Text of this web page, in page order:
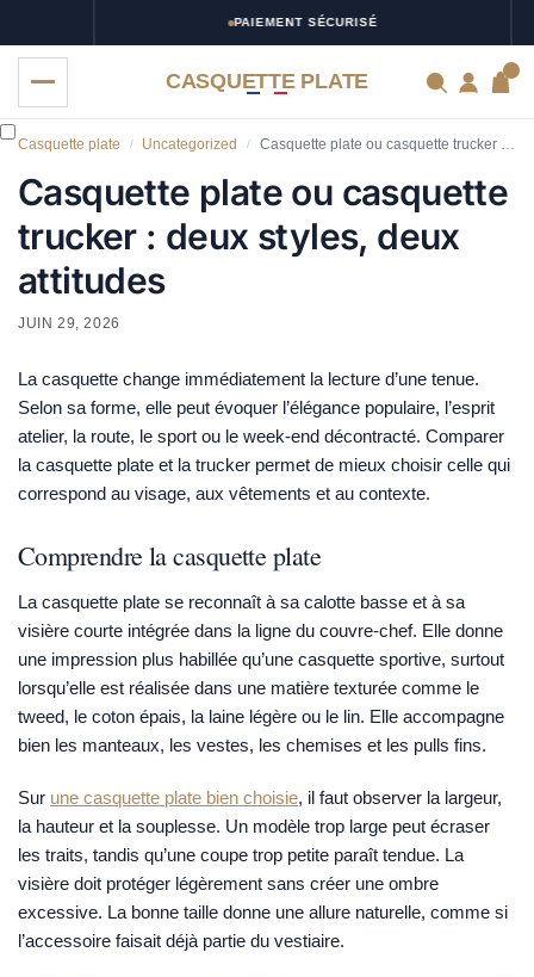
PAIEMENT SÉCURISÉ
CASQUETTE PLATE
Casquette plate / Uncategorized / Casquette plate ou casquette trucker : deux styles, deux attitudes
Casquette plate ou casquette
trucker : deux styles, deux
attitudes
JUIN 29, 2026
La casquette change immédiatement la lecture d’une tenue.
Selon sa forme, elle peut évoquer l’élégance populaire, l’esprit
atelier, la route, le sport ou le week-end décontracté. Comparer
la casquette plate et la trucker permet de mieux choisir celle qui
correspond au visage, aux vêtements et au contexte.
Comprendre la casquette plate
La casquette plate se reconnaît à sa calotte basse et à sa
visière courte intégrée dans la ligne du couvre-chef. Elle donne
une impression plus habillée qu’une casquette sportive, surtout
lorsqu’elle est réalisée dans une matière texturée comme le
tweed, le coton épais, la laine légère ou le lin. Elle accompagne
bien les manteaux, les vestes, les chemises et les pulls fins.
Sur une casquette plate bien choisie, il faut observer la largeur,
la hauteur et la souplesse. Un modèle trop large peut écraser
les traits, tandis qu’une coupe trop petite paraît tendue. La
visière doit protéger légèrement sans créer une ombre
excessive. La bonne taille donne une allure naturelle, comme si
l’accessoire faisait déjà partie du vestiaire.